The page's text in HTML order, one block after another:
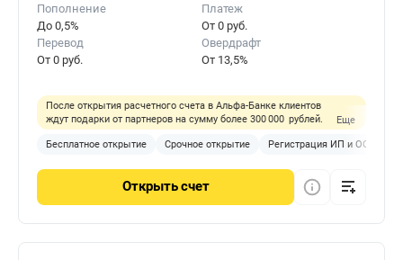
Пополнение
До 0,5%
Платеж
От 0 руб.
Перевод
От 0 руб.
Овердрафт
От 13,5%
После открытия расчетного счета в Альфа-Банке клиентов
ждут подарки от партнеров на сумму более 300 000 рублей.
Еще
Бесплатное открытие Срочное открытие Регистрация ИП и ООО
Открытьсчет